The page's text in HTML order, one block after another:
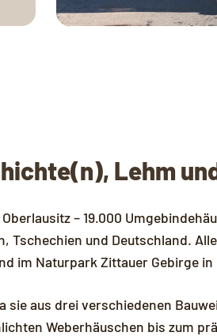
Lehm
– 19.000
und Deutschland.
im Naturpark Zittauer Gebirge
aus drei verschiedenen
Weberhäuschen bis zum